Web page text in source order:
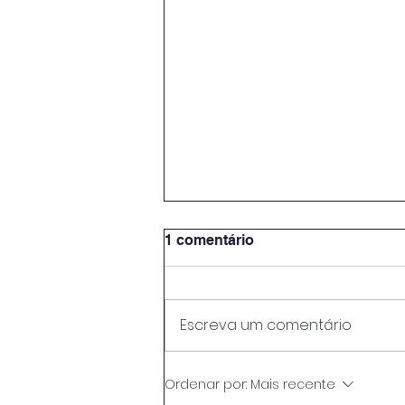
Baker Hughes firma acordo
de US$ 9 bilhões com a
1 comentário
Escreva um comentário
Ordenar por: Mais recente